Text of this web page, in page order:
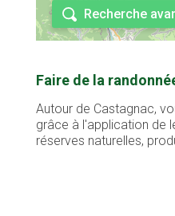
Recherche
Faire de la
Autour de Castagnac,
grâce à l'application de
réserves naturelles,